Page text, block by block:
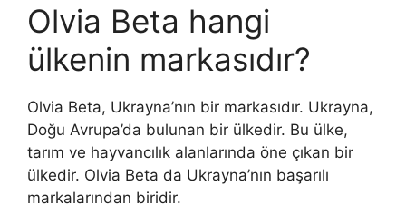
Olvia Beta hangi
ülkenin markasıdır?
Olvia Beta, Ukrayna’nın bir markasıdır. Ukrayna,
Doğu Avrupa’da bulunan bir ülkedir. Bu ülke,
tarım ve hayvancılık alanlarında öne çıkan bir
ülkedir. Olvia Beta da Ukrayna’nın başarılı
markalarından biridir.